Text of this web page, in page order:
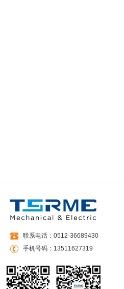
联系电话：0512-36689430
手机号码：13511627319